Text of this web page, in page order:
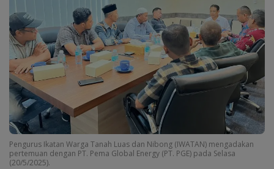
Pengurus Ikatan Warga Tanah Luas dan Nibong (IWATAN) mengadakan
pertemuan dengan PT. Pema Global Energy (PT. PGE) pada Selasa
(20/5/2025).